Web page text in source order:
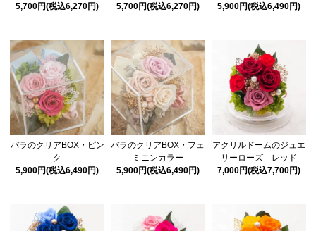
5,700円(税込6,270円)
5,700円(税込6,270円)
5,900円(税込6,490円)
バラのクリアBOX・ピン
ク
5,900円(税込6,490円)
バラのクリアBOX・フェ
ミニンカラー
5,900円(税込6,490円)
アクリルドームのジュエ
リーローズ レッド
7,000円(税込7,700円)